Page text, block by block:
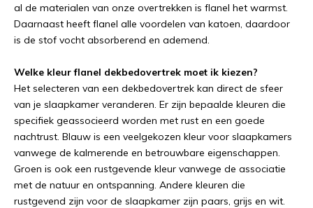
al de materialen van onze overtrekken is flanel het warmst.
Daarnaast heeft flanel alle voordelen van katoen, daardoor
is de stof vocht absorberend en ademend.
Welke kleur flanel dekbedovertrek moet ik kiezen?
Het selecteren van een dekbedovertrek kan direct de sfeer
van je slaapkamer veranderen. Er zijn bepaalde kleuren die
specifiek geassocieerd worden met rust en een goede
nachtrust. Blauw is een veelgekozen kleur voor slaapkamers
vanwege de kalmerende en betrouwbare eigenschappen.
Groen is ook een rustgevende kleur vanwege de associatie
met de natuur en ontspanning. Andere kleuren die
rustgevend zijn voor de slaapkamer zijn paars, grijs en wit.